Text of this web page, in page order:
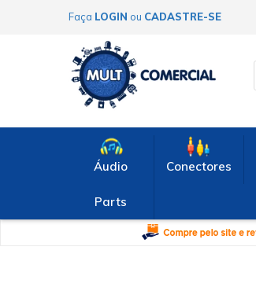
Faça LOGIN ou CADASTRE-SE
Áudio
Parts
Conectores